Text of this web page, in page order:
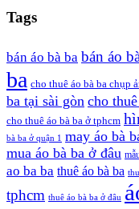
Tags
bán áo bà ba bán áo
ba cho thuê áo bà ba chụp
ba tại sài gòn cho
cho thuê áo bà ba ở tphcm
bà ba ở quận 1
may áo bà
mua áo bà ba ở đâu
ao ba ba thuê áo bà ba
tphcm thuê áo bà ba ở đâu